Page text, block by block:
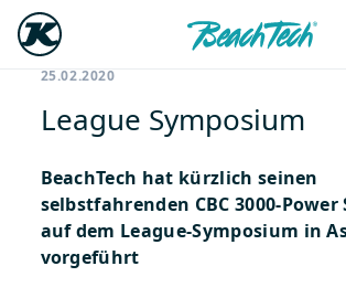
25.02.2020
League Symposium
BeachTech hat kürzlich seinen
selbstfahrenden CBC 3000-Power
auf dem League-Symposium in
vorgeführt